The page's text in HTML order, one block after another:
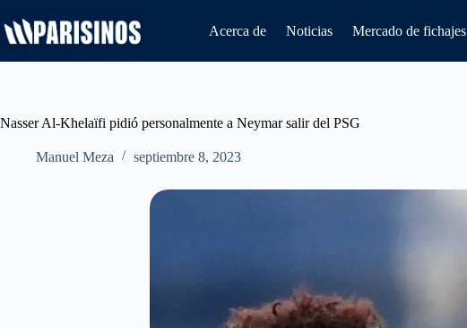
al
contenido
Acerca de Noticias Mercado de fichajes
Nasser Al-Khelaïfi pidió personalmente a Neymar salir del PSG
Manuel Meza septiembre 8, 2023